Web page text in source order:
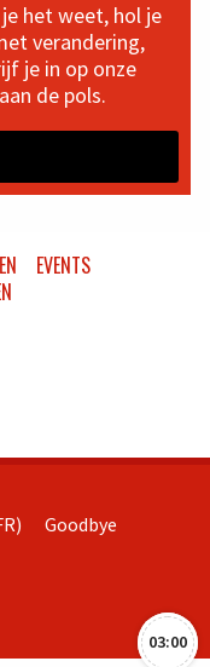
het weet, hol je
verandering,
je in op onze
de pols.
03:00
EVENTS
Goodbye